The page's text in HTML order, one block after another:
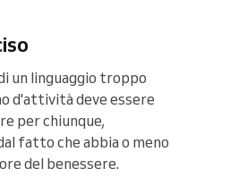
un linguaggio troppo
d'attività deve essere
per chiunque,
fatto che abbia o meno
del benessere.